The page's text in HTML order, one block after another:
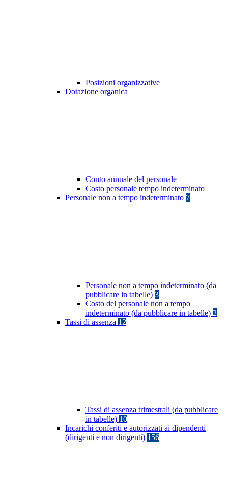
Posizioni organizzative
Dotazione organica
Conto annuale del personale
Costo personale tempo indeterminato
Personale non a tempo indeterminato 7
Personale non a tempo indeterminato (da
pubblicare in tabelle) 3
Costo del personale non a tempo
indeterminato (da pubblicare in tabelle) 2
Tassi di assenza 12
Tassi di assenza trimestrali (da pubblicare
in tabelle) 10
Incarichi conferiti e autorizzati ai dipendenti
(dirigenti e non dirigenti) 156